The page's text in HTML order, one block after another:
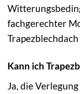
fachgerechter
Trapezblechdach
Kann ich
Ja, die